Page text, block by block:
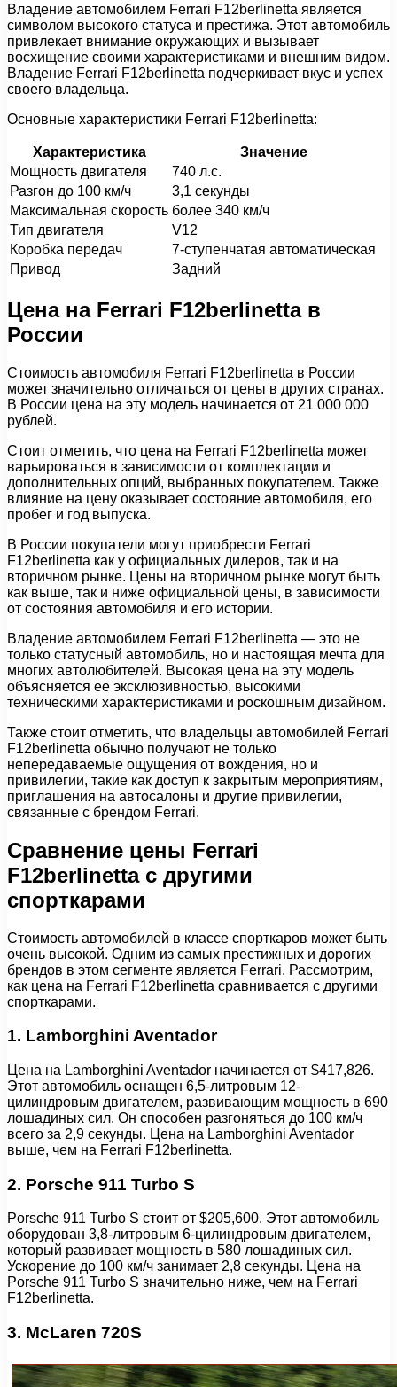
Владение автомобилем Ferrari F12berlinetta является
символом высокого статуса и престижа. Этот автомобиль
привлекает внимание окружающих и вызывает
восхищение своими характеристиками и внешним видом.
Владение Ferrari F12berlinetta подчеркивает вкус и успех
своего владельца.
Основные характеристики Ferrari F12berlinetta:
Характеристика
Значение
Мощность двигателя
740 л.с.
Разгон до 100 км/ч
3,1 секунды
Максимальная скорость более 340 км/ч
Тип двигателя
V12
Коробка передач
7-ступенчатая автоматическая
Привод
Задний
Цена на Ferrari F12berlinetta в
России
Стоимость автомобиля Ferrari F12berlinetta в России
может значительно отличаться от цены в других странах.
В России цена на эту модель начинается от 21 000 000
рублей.
Стоит отметить, что цена на Ferrari F12berlinetta может
варьироваться в зависимости от комплектации и
дополнительных опций, выбранных покупателем. Также
влияние на цену оказывает состояние автомобиля, его
пробег и год выпуска.
В России покупатели могут приобрести Ferrari
F12berlinetta как у официальных дилеров, так и на
вторичном рынке. Цены на вторичном рынке могут быть
как выше, так и ниже официальной цены, в зависимости
от состояния автомобиля и его истории.
Владение автомобилем Ferrari F12berlinetta — это не
только статусный автомобиль, но и настоящая мечта для
многих автолюбителей. Высокая цена на эту модель
объясняется ее эксклюзивностью, высокими
техническими характеристиками и роскошным дизайном.
Также стоит отметить, что владельцы автомобилей Ferrari
F12berlinetta обычно получают не только
непередаваемые ощущения от вождения, но и
привилегии, такие как доступ к закрытым мероприятиям,
приглашения на автосалоны и другие привилегии,
связанные с брендом Ferrari.
Сравнение цены Ferrari
F12berlinetta с другими
спорткарами
Стоимость автомобилей в классе спорткаров может быть
очень высокой. Одним из самых престижных и дорогих
брендов в этом сегменте является Ferrari. Рассмотрим,
как цена на Ferrari F12berlinetta сравнивается с другими
спорткарами.
1. Lamborghini Aventador
Цена на Lamborghini Aventador начинается от $417,826.
Этот автомобиль оснащен 6,5-литровым 12-
цилиндровым двигателем, развивающим мощность в 690
лошадиных сил. Он способен разгоняться до 100 км/ч
всего за 2,9 секунды. Цена на Lamborghini Aventador
выше, чем на Ferrari F12berlinetta.
2. Porsche 911 Turbo S
Porsche 911 Turbo S стоит от $205,600. Этот автомобиль
оборудован 3,8-литровым 6-цилиндровым двигателем,
который развивает мощность в 580 лошадиных сил.
Ускорение до 100 км/ч занимает 2,8 секунды. Цена на
Porsche 911 Turbo S значительно ниже, чем на Ferrari
F12berlinetta.
3. McLaren 720S